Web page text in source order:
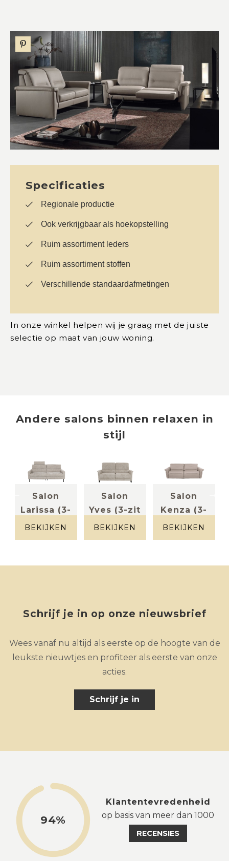
Specificaties
Regionale productie
Ook verkrijgbaar als hoekopstelling
Ruim assortiment leders
Ruim assortiment stoffen
Verschillende standaardafmetingen
In onze winkel helpen wij je graag met de juiste
selectie op maat van jouw woning.
Andere salons binnen relaxen in
stijl
Salon
Larissa (3-
zit incl 2...
licht grijs
BEKIJKEN
Salon
Yves (3-zit
incl 2 el...
gespikkeld
BEKIJKEN
Salon
Kenza (3-
zit breed
in...
BEKIJKEN
Schrijf je in op onze nieuwsbrief
Wees vanaf nu altijd als eerste op de hoogte van de
leukste nieuwtjes en profiteer als eerste van onze
acties.
Schrijf je in
94%
Klantentevredenheid
op basis van meer dan 1000
RECENSIES